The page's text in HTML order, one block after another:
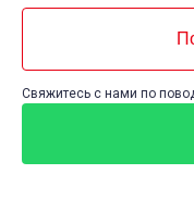
Свяжитесь с нами по